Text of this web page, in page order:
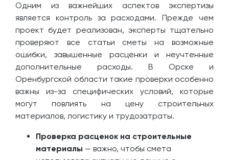
Одним из важнейших аспектов экспертизы
является контроль за расходами. Прежде чем
проект будет реализован, эксперты тщательно
проверяют все статьи сметы на возможные
ошибки, завышенные расценки и неучтенные
дополнительные расходы. В Орске и
Оренбургской области такие проверки особенно
важны из-за специфических условий, которые
могут повлиять на цену строительных
материалов, логистику и трудозатраты.
Проверка расценок на строительные
материалы — важно, чтобы смета